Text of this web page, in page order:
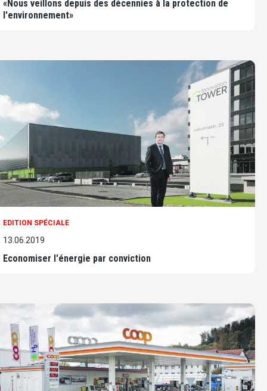
«Nous veillons depuis des décennies à la protection de
l'environnement»
EDITION SPÉCIALE
13.06.2019
Economiser l'énergie par conviction